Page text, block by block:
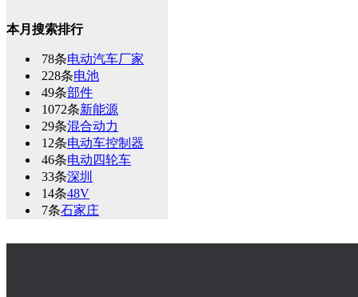
本月搜索排行
78条电动汽车厂家
228条电池
49条部件
1072条新能源
29条混合动力
12条电动车控制器
46条电动四轮车
33条深圳
14条48V
7条石家庄